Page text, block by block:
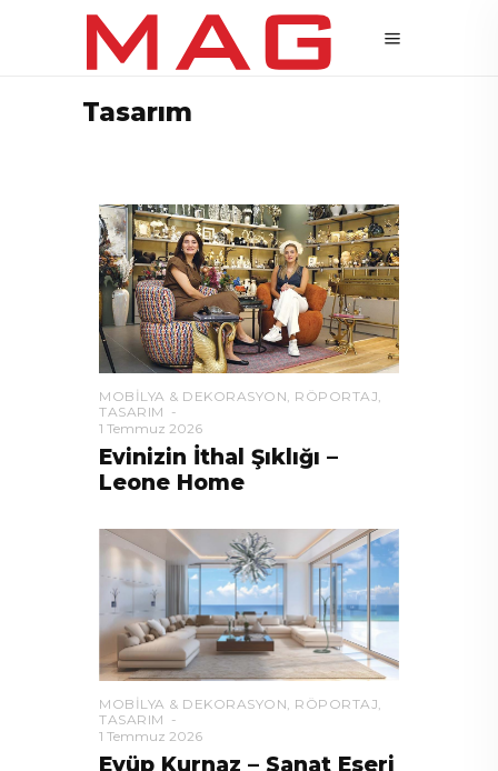
Tasarım
MOBILYA & DEKORASYON, RÖPORTAJ,
TASARIM
1 Temmuz 2026
Evinizin İthal Şıklığı –
Leone Home
MOBILYA & DEKORASYON, RÖPORTAJ,
TASARIM
1 Temmuz 2026
Eyüp Kurnaz – Sanat Eseri